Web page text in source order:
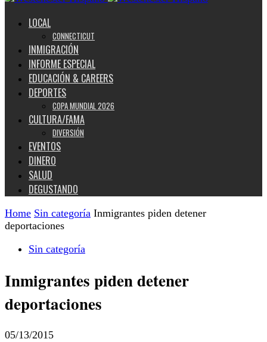
LOCAL
CONNECTICUT
INMIGRACIÓN
INFORME ESPECIAL
EDUCACIÓN & CAREERS
DEPORTES
COPA MUNDIAL 2026
CULTURA/FAMA
DIVERSIÓN
EVENTOS
DINERO
SALUD
DEGUSTANDO
Home Sin categoría Inmigrantes piden detener
deportaciones
Sin categoría
Inmigrantes piden detener
deportaciones
05/13/2015